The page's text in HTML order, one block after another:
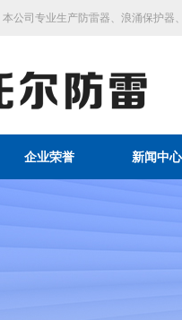
公司专业生产防雷器、浪涌保护器
企业荣誉 新闻中心